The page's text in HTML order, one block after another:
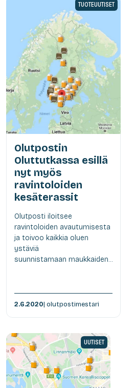
TUOTEUUTISET
Olutpostin
Oluttutkassa esillä
nyt myös
ravintoloiden
kesäterassit
Olutposti iloitsee
ravintoloiden avautumisesta
ja toivoo kaikkia oluen
ystäviä
suunnistamaan maukkaiden...
2.6.2020| olutpostimestari
UUTISET